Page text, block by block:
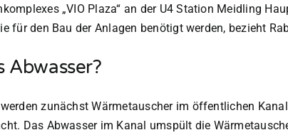
„VIO Plaza“ an der U4 Station Meidling
den Bau der Anlagen benötigt werden, bezieht
zunächst Wärmetauscher im öffentlichen
Das Abwasser im Kanal umspült die